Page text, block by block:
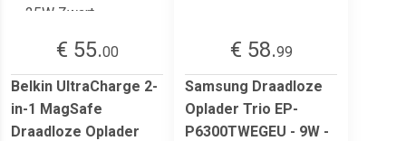
€ 55.00
Belkin UltraCharge 2-
in-1 MagSafe
Draadloze Oplader
€ 58.99
Samsung Draadloze
Oplader Trio EP-
P6300TWEGEU - 9W -